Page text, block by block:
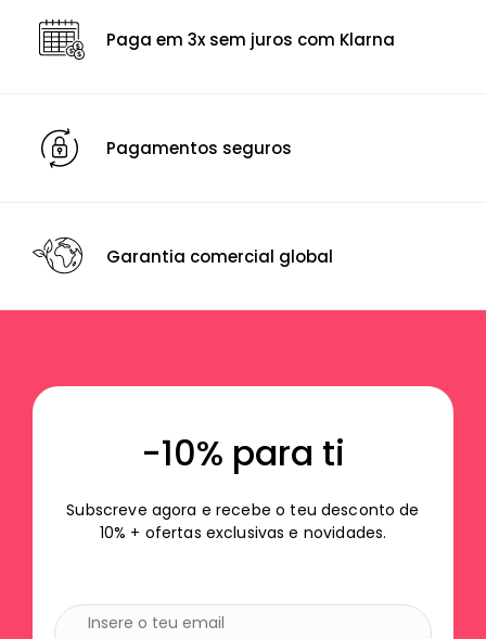
Paga em 3x sem juros com Klarna
Pagamentos seguros
Garantia comercial global
-10% para ti
Subscreve agora e recebe o teu desconto de
10% + ofertas exclusivas e novidades.